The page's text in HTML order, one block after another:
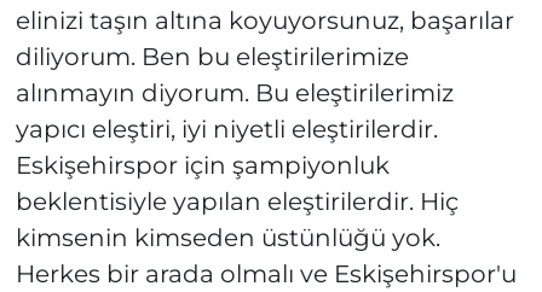
elinizi taşın altına koyuyorsunuz, başarılar
diliyorum. Ben bu eleştirilerimize
alınmayın diyorum. Bu eleştirilerimiz
yapıcı eleştiri, iyi niyetli eleştirilerdir.
Eskişehirspor için şampiyonluk
beklentisiyle yapılan eleştirilerdir. Hiç
kimsenin kimseden üstünlüğü yok.
Herkes bir arada olmalı ve Eskişehirspor'u